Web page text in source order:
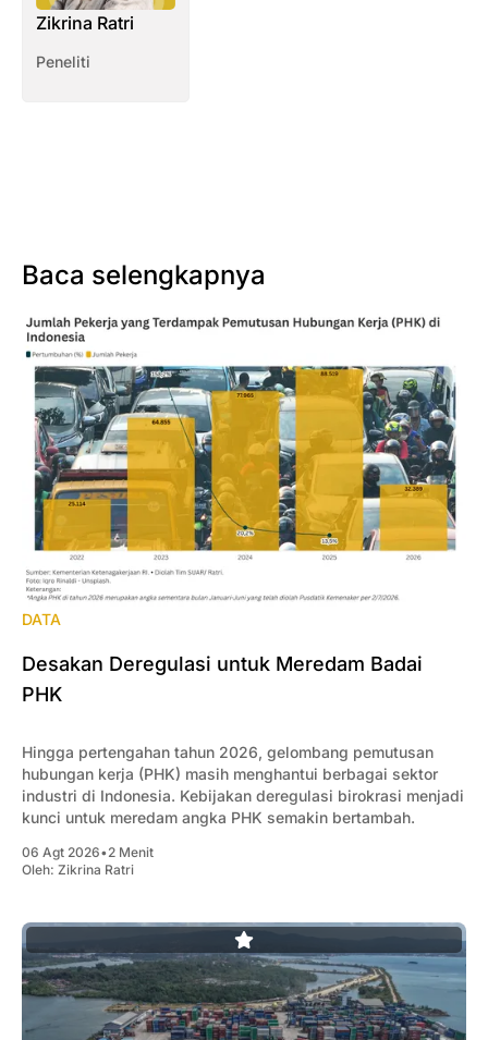
Zikrina Ratri
Peneliti
Baca selengkapnya
DATA
Desakan Deregulasi untuk Meredam Badai
PHK
Hingga pertengahan tahun 2026, gelombang pemutusan
hubungan kerja (PHK) masih menghantui berbagai sektor
industri di Indonesia. Kebijakan deregulasi birokrasi menjadi
kunci untuk meredam angka PHK semakin bertambah.
06 Agt 2026•2 Menit
Oleh: Zikrina Ratri